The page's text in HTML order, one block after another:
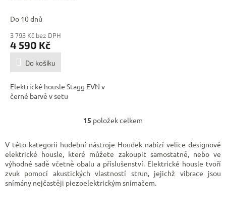
Do 10 dnů
3 793 Kč bez DPH
4 590 Kč
Do košíku
Elektrické housle Stagg EVN v
černé barvě v setu
O
l
á
d
a
c
15 položek celkem
V této kategorii hudební nástroje Houdek nabízí velice designové
elektrické housle, které můžete zakoupit samostatně, nebo ve
výhodné sadě včetně obalu a příslušenství. Elektrické housle tvoří
zvuk pomocí akustických vlastností strun, jejichž vibrace jsou
snímány nejčastěji piezoelektrickým snímačem.